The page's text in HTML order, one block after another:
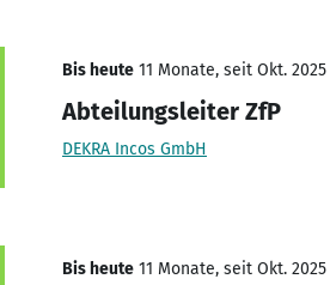
Bis heute 11 Monate, seit Okt. 2025
Abteilungsleiter ZfP
DEKRA Incos GmbH
Bis heute 11 Monate, seit Okt. 2025